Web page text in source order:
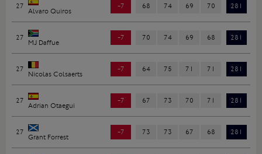
27
Alvaro Quiros
-7 68 74 69 70 281
27
MJ Daffue
-7 70 74 69 68 281
27
Nicolas Colsaerts
-7 64 75 71 71 281
27
Adrian Otaegui
-7 67 73 70 71 281
27
Grant Forrest
-7 73 73 67 68 281